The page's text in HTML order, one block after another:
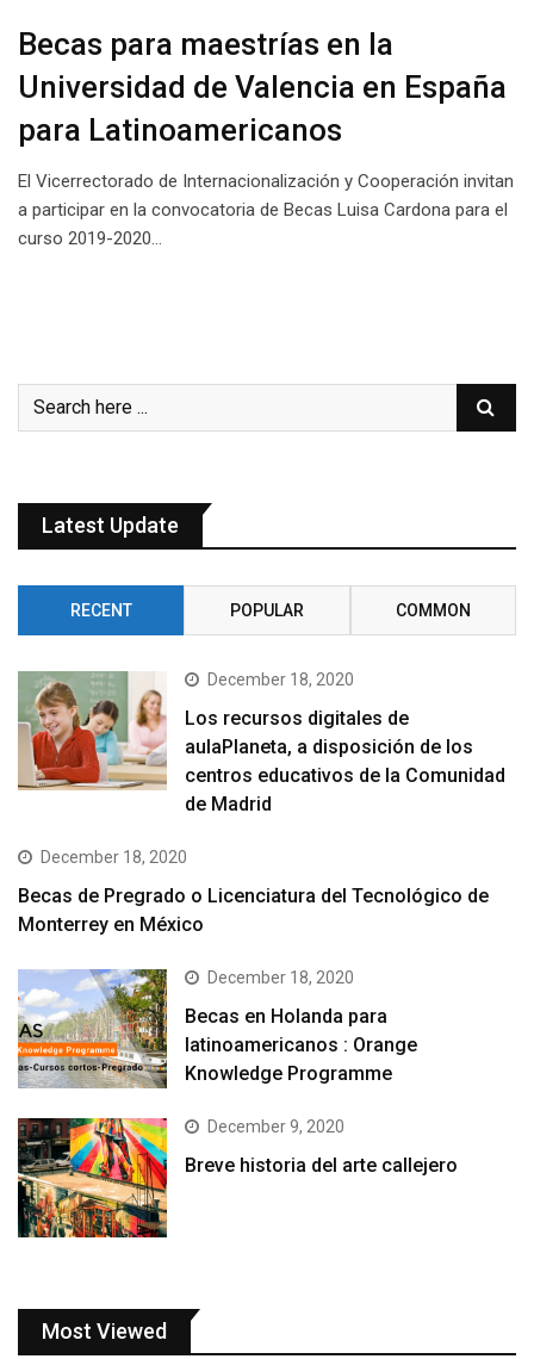
Becas para maestrías en la
Universidad de Valencia en España
para Latinoamericanos
El Vicerrectorado de Internacionalización y Cooperación invitan
a participar en la convocatoria de Becas Luisa Cardona para el
curso 2019-2020…
Latest Update
RECENT POPULAR COMMON
December 18, 2020
Los recursos digitales de
aulaPlaneta, a disposición de los
centros educativos de la Comunidad
de Madrid
December 18, 2020
Becas de Pregrado o Licenciatura del Tecnológico de
Monterrey en México
December 18, 2020
Becas en Holanda para
latinoamericanos : Orange
Knowledge Programme
December 9, 2020
Breve historia del arte callejero
Most Viewed